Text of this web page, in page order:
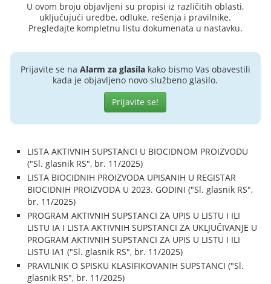
U ovom broju objavljeni su propisi iz različitih oblasti,
uključujući uredbe, odluke, rešenja i pravilnike.
Pregledajte kompletnu listu dokumenata u nastavku.
Prijavite se na Alarm za glasilakako bismo Vas obavestili
kada je objavljeno novo službeno glasilo.
Prijavite se!
LISTA AKTIVNIH SUPSTANCI U BIOCIDNOM PROIZVODU
("Sl. glasnik RS", br. 11/2025)
LISTA BIOCIDNIH PROIZVODA UPISANIH U REGISTAR
BIOCIDNIH PROIZVODA U 2023. GODINI ("Sl. glasnik RS",
br. 11/2025)
PROGRAM AKTIVNIH SUPSTANCI ZA UPIS U LISTU I ILI
LISTU IA I LISTA AKTIVNIH SUPSTANCI ZA UKLJUČIVANJE U
PROGRAM AKTIVNIH SUPSTANCI ZA UPIS U LISTU I ILI
LISTU IA1 ("Sl. glasnik RS", br. 11/2025)
PRAVILNIK O SPISKU KLASIFIKOVANIH SUPSTANCI ("Sl.
glasnik RS", br. 11/2025)